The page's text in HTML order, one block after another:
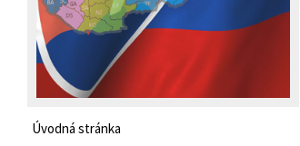
Úvodná stránka